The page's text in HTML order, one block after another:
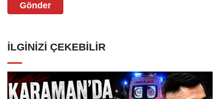
Gönder
İLGINIZI ÇEKEBILIR